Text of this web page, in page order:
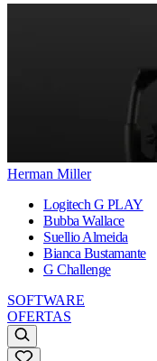
Herman Miller
Logitech G PLAY
Bubba Wallace
Suellio Almeida
Bianca Bustamante
G Challenge
SOFTWARE
OFERTAS